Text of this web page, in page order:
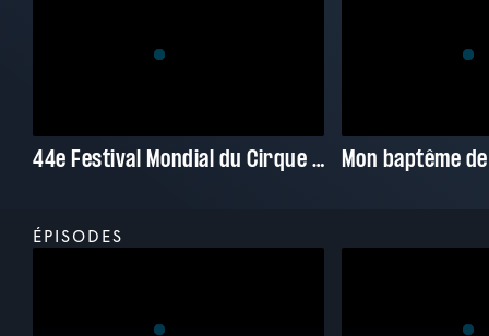
44e Festival Mondial du Cirque de Demain Mon baptême
ÉPISODES